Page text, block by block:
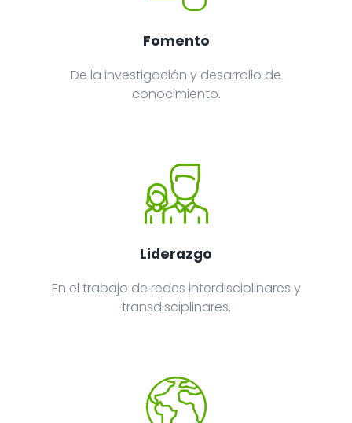
Fomento
De la investigación y desarrollo de
conocimiento.
Liderazgo
En el trabajo de redes interdisciplinares y
transdisciplinares.